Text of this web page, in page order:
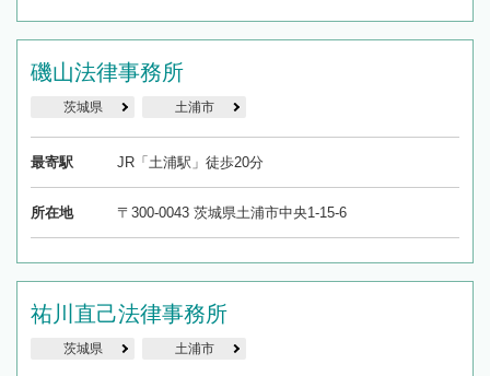
磯山法律事務所
茨城県 土浦市
最寄駅 JR「土浦駅」徒歩20分
所在地 〒300-0043 茨城県土浦市中央1-15-6
祐川直己法律事務所
茨城県 土浦市